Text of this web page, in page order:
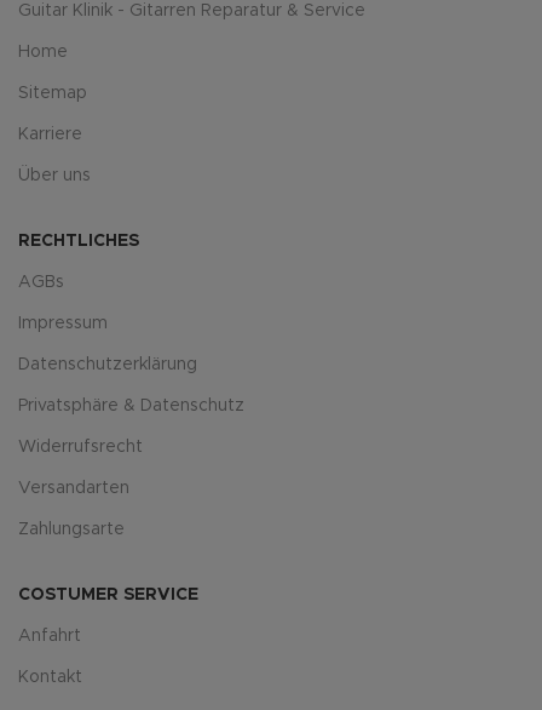
Guitar Klinik - Gitarren Reparatur & Service
Home
Sitemap
Karriere
Über uns
RECHTLICHES
AGBs
Impressum
Datenschutzerklärung
Privatsphäre & Datenschutz
Widerrufsrecht
Versandarten
Zahlungsarte
COSTUMER SERVICE
Anfahrt
Kontakt